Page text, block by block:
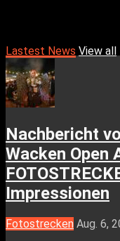
Lastest News View all
Nachbericht
Wacken Open
Impressionen
Fotostrecken Aug. 6,